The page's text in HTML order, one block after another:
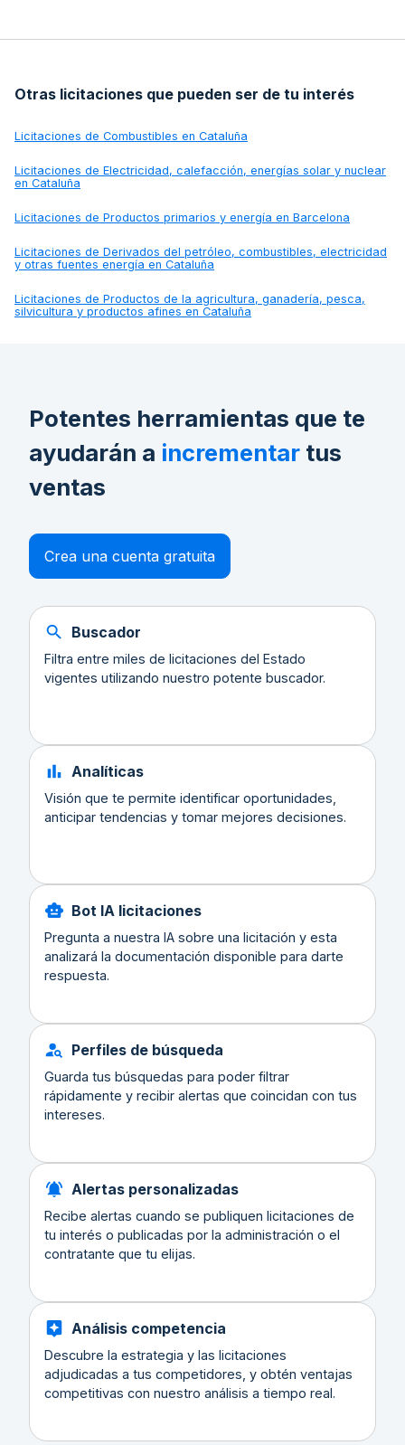
Otras licitaciones que pueden ser de tu interés
Licitaciones de Combustibles en Cataluña
Licitaciones de Electricidad, calefacción, energías solar y nuclear
en Cataluña
Licitaciones de Productos primarios y energía en Barcelona
Licitaciones de Derivados del petróleo, combustibles, electricidad
y otras fuentes energía en Cataluña
Licitaciones de Productos de la agricultura, ganadería, pesca,
silvicultura y productos afines en Cataluña
Potentes herramientas que te
ayudarán a incrementar tus
ventas
Crea una cuenta gratuita
Buscador
Filtra entre miles de licitaciones del Estado
vigentes utilizando nuestro potente buscador.
Analíticas
Visión que te permite identificar oportunidades,
anticipar tendencias y tomar mejores decisiones.
Bot IA licitaciones
Pregunta a nuestra IA sobre una licitación y esta
analizará la documentación disponible para darte
respuesta.
Perfiles de búsqueda
Guarda tus búsquedas para poder filtrar
rápidamente y recibir alertas que coincidan con tus
intereses.
Alertas personalizadas
Recibe alertas cuando se publiquen licitaciones de
tu interés o publicadas por la administración o el
contratante que tu elijas.
Análisis competencia
Descubre la estrategia y las licitaciones
adjudicadas a tus competidores, y obtén ventajas
competitivas con nuestro análisis a tiempo real.